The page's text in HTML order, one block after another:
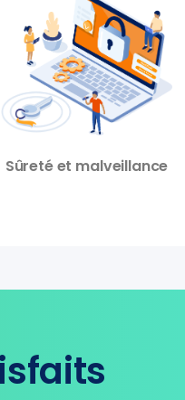
Sûreté et malveillance